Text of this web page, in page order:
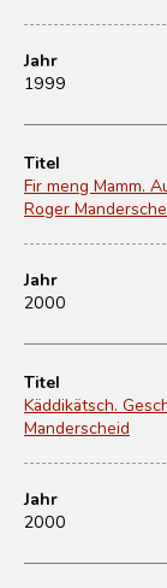
Jahr
1999
Titel
Fir meng Mamm.
Roger
Jahr
2000
Titel
Käddikätsch.
Manderscheid
Jahr
2000